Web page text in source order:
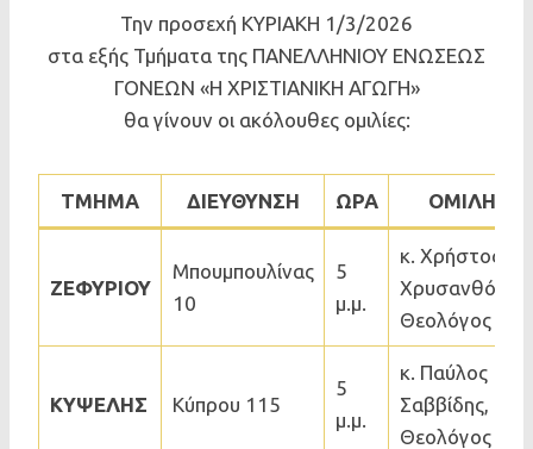
Την προσεχή ΚΥΡΙΑΚΗ 1/3/2026
στα εξής Τμήματα της ΠΑΝΕΛΛΗΝΙΟΥ ΕΝΩΣΕΩΣ
ΓΟΝΕΩΝ «Η ΧΡΙΣΤΙΑΝΙΚΗ ΑΓΩΓΗ»
θα γίνουν οι ακόλουθες ομιλίες:
ΤΜΗΜΑ ΔΙΕΥΘΥΝΣΗ ΩΡΑ
ΖΕΦΥΡΙΟΥ
Μπουμπουλίνας
10
5
μ.μ.
κ. Χρήστος
Θεολόγος
ΚΥΨΕΛΗΣ Κύπρου 115
5
μ.μ.
κ. Παύλος
Σαββίδης,
Θεολόγος